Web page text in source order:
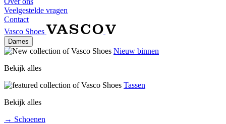
Veelgestelde vragen
Contact
Vasco Shoes
Dames
Nieuw binnen
Bekijk alles
Tassen
Bekijk alles
→ Schoenen